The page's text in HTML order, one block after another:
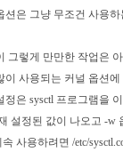
션은 그냥 무조건 사용
그렇게 만만한 작업은
이 사용되는 커널 옵션
정은 sysctl 프로그램을
설정된 값이 나오고 -
사용하려면 /etc/